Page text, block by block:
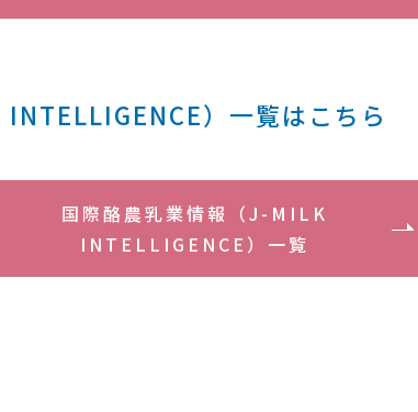
）一覧はこちら
国際酪農乳業情報（J-MILK
INTELLIGENCE）一覧